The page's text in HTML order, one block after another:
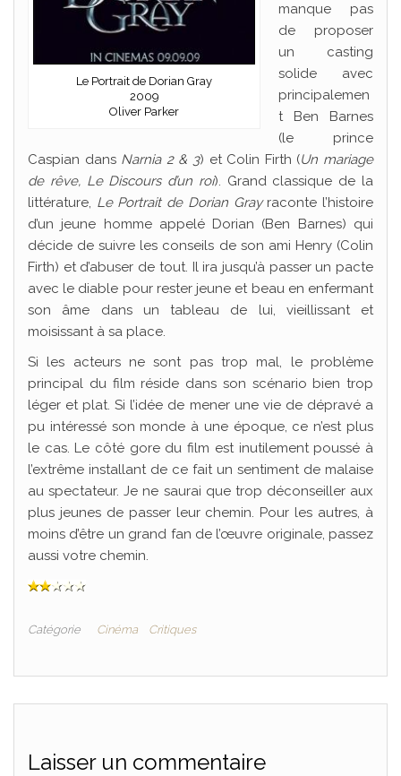
Le Portrait de Dorian Gray
2009
Oliver Parker
manque pas
de proposer
un casting
solide avec
principalemen
t Ben Barnes
(le prince
Caspian dans Narnia 2 & 3) et Colin Firth (Un mariage
de rêve, Le Discours d’un roi). Grand classique de la
littérature, Le Portrait de Dorian Gray raconte l’histoire
d’un jeune homme appelé Dorian (Ben Barnes) qui
décide de suivre les conseils de son ami Henry (Colin
Firth) et d’abuser de tout. Il ira jusqu’à passer un pacte
avec le diable pour rester jeune et beau en enfermant
son âme dans un tableau de lui, vieillissant et
moisissant à sa place.
Si les acteurs ne sont pas trop mal, le problème
principal du film réside dans son scénario bien trop
léger et plat. Si l’idée de mener une vie de dépravé a
pu intéressé son monde à une époque, ce n’est plus
le cas. Le côté gore du film est inutilement poussé à
l’extrême installant de ce fait un sentiment de malaise
au spectateur. Je ne saurai que trop déconseiller aux
plus jeunes de passer leur chemin. Pour les autres, à
moins d’être un grand fan de l’œuvre originale, passez
aussi votre chemin.
Catégorie Cinéma Critiques
Laisser un commentaire